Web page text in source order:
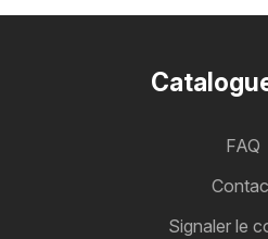
FAQ
Signaler le